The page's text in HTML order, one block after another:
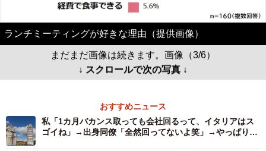
ランチミーティングが好きな理由（提供画像）
まだまだ画像は続きます。画像（3/6）
↓ スクロールで次の写真 ↓
おすすめニュース
私「1カ月バカンス取っても会社回るって、イタリアはス
ゴイね」→出身同僚「全然回ってないよ笑」→やっぱりす